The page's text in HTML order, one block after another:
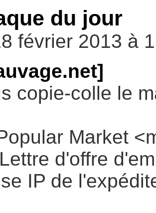
du jour
février 2013 à
copie-colle le
Market
d'offre
IP de